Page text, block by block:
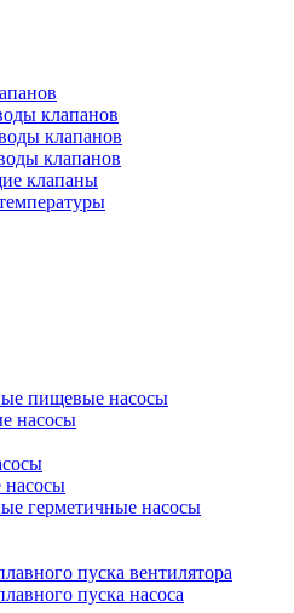
клапанов
клапанов
клапанов
клапаны
пищевые насосы
насосы
насосы
герметичные насосы
пуска вентилятора
пуска насоса